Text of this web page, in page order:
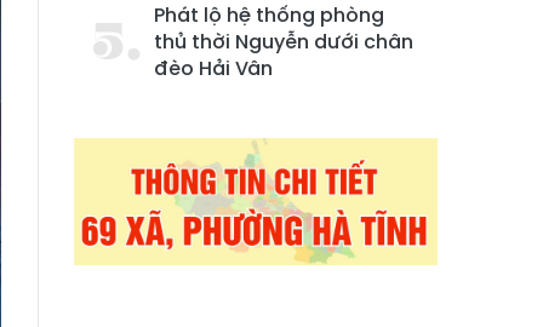
Phát lộ hệ thống phòng
thủ thời Nguyễn dưới chân
đèo Hải Vân